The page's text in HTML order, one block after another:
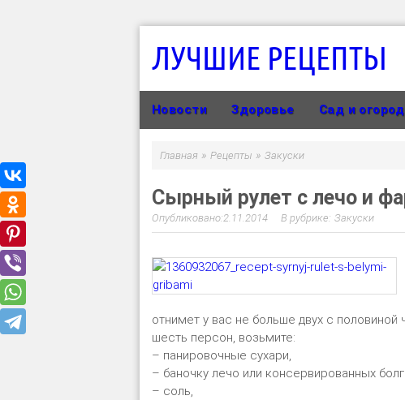
ЛУЧШИЕ РЕЦЕПТЫ
Новости Здоровье Сад и огород
Главная » Рецепты » Закуски
Сырный рулет с лечо и
2.11.2014 Закуски
отнимет у вас не больше двух с
шесть персон, возьмите:
– панировочные сухари,
– баночку лечо или консервированных
– соль,